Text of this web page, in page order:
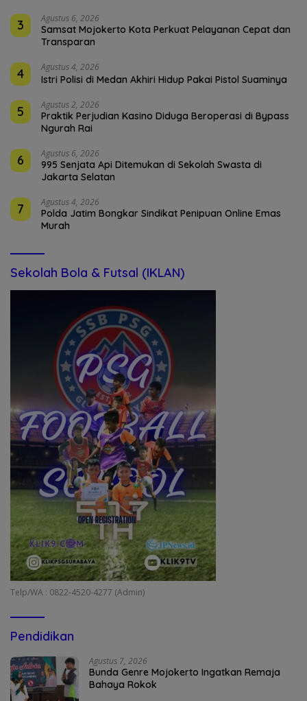
3 Agustus 6, 2026
Samsat Mojokerto Kota Perkuat Pelayanan Cepat dan
Transparan
4 Agustus 4, 2026
Istri Polisi di Medan Akhiri Hidup Pakai Pistol Suaminya
5 Agustus 2, 2026
Praktik Perjudian Kasino Diduga Beroperasi di Bypass
Ngurah Rai
6 Agustus 6, 2026
995 Senjata Api Ditemukan di Sekolah Swasta di
Jakarta Selatan
7 Agustus 4, 2026
Polda Jatim Bongkar Sindikat Penipuan Online Emas
Murah
Sekolah Bola & Futsal (IKLAN)
Telp/WA : 0822-4520-4277 (Admin)
Pendidikan
Agustus 7, 2026
Bunda Genre Mojokerto Ingatkan Remaja
Bahaya Rokok